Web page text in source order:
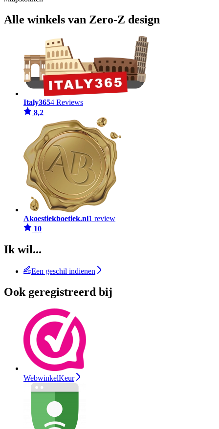
Alle winkels van Zero-Z design
Italy3654 Reviews
8,2
Akoestiekboetiek.nl1 review
10
Ik wil...
Een geschil indienen
Ook geregistreerd bij
WebwinkelKeur